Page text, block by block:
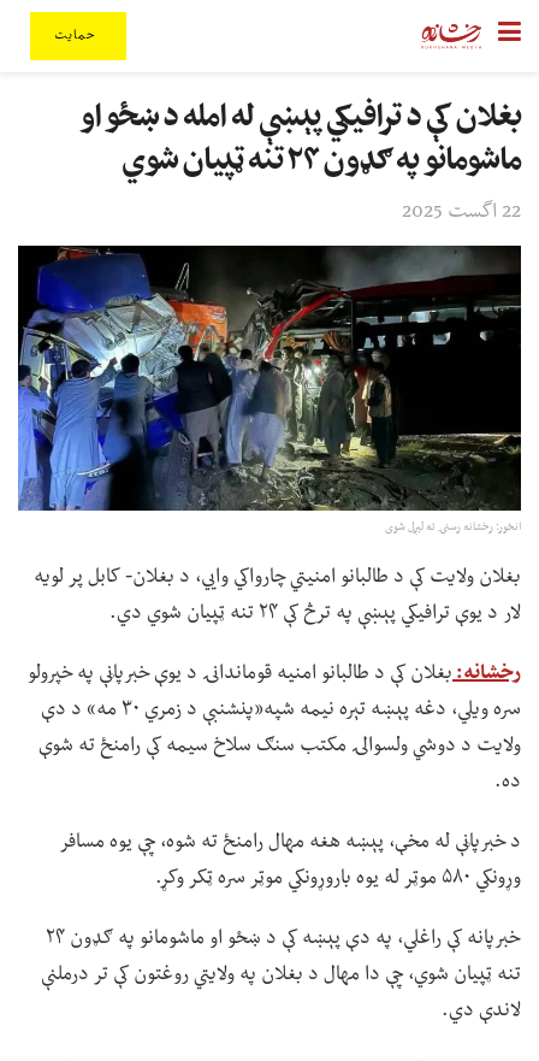
حمایت
بغلان کې د ترافیکي پېښې له امله د ښځو او
ماشومانو په ګډون ۲۴ تنه ټپیان شوي
22 اگست 2025
انځور: رخشانه رسنۍ ته لېږل شوی
بغلان ولایت کې د طالبانو امنیتي چارواکي وايي، د بغلان- کابل پر لویه
لار د یوې ترافیکي پېښې په ترڅ کې ۲۴ تنه ټپیان شوي دي.
رخشانه:بغلان کې د طالبانو امنیه قوماندانۍ د یوې خبرپاڼې په خپرولو
سره ویلي، دغه پېښه تېره نیمه شپه«پنشنبې د زمري ۳۰ مه» د دې
ولایت د دوشي ولسوالۍ مکتب سنګ سلاخ سیمه کې رامنځ ته شوې
ده.
د خبرپاڼې له مخې، پېښه هغه مهال رامنځ ته شوه، چې یوه مسافر
وړونکي ۵۸۰ موټر له یوه باروړونکي موټر سره ټکر وکړ.
خبرپانه کې راغلي، په دې پېښه کې د ښځو او ماشومانو په ګډون ۲۴
تنه ټپیان شوي، چې دا مهال د بغلان په ولایتي روغتون کې تر درملنې
لاندې دي.